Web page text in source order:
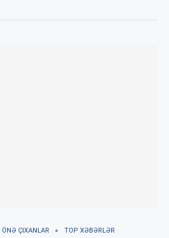
ÖNƏ ÇIXANLAR TOP XƏBƏRLƏR